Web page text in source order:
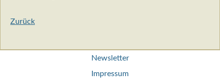
Zurück
Newsletter
Impressum